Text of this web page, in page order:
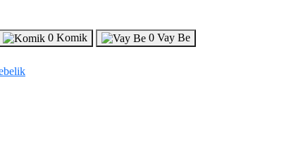
0 Komik 0 Vay Be